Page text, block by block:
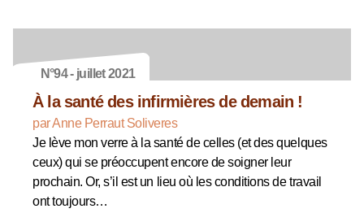
N°94 - juillet 2021
À la santé des infirmières de demain !
par Anne Perraut Soliveres
Je lève mon verre à la santé de celles (et des quelques
ceux) qui se préoccupent encore de soigner leur
prochain. Or, s’il est un lieu où les conditions de travail
ont toujours…